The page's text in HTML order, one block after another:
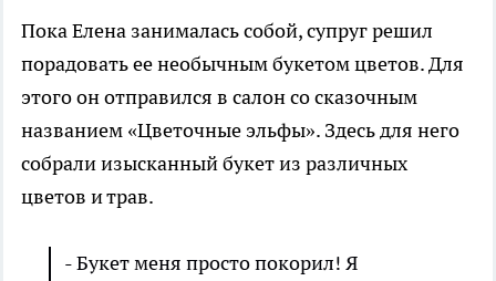
Пока Елена занималась собой, супруг решил
порадовать ее необычным букетом цветов. Для
этого он отправился в салон со сказочным
названием «Цветочные эльфы». Здесь для него
собрали изысканный букет из различных
цветов и трав.
- Букет меня просто покорил! Я